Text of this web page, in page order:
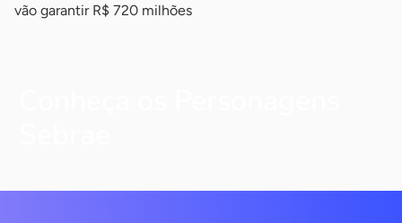
vão garantir R$ 720 milhões